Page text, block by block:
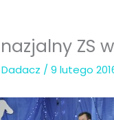
ZS
/9 lutego